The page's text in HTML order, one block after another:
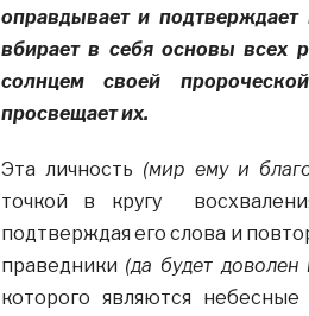
оправдывает и подтверждает
вбирает в себя основы всех
солнцем своей
просвещает их.
Эта личность (мир ему и
точкой в кругу
подтверждая его слова и
праведники (да будет
которого являются